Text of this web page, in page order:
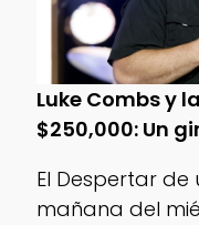
Luke Combs y
$250,000: Un
El Despertar de
mañana del